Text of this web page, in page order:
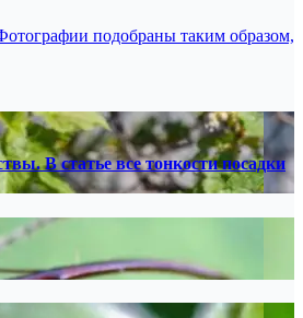
подобраны таким образом,
В статье все тонкости посадки